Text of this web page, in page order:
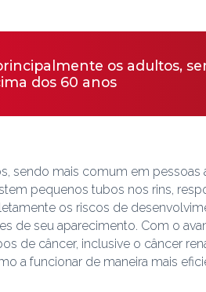
os adultos,
dos 60 anos
sendo mais comum em pessoas
pequenos tubos nos rins,
os riscos de
de seu aparecimento. Com o
de câncer, inclusive o câncer
a funcionar de maneira mais